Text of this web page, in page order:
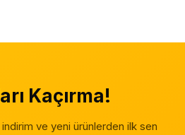
Kaçırma!
ve yeni ürünlerden ilk sen